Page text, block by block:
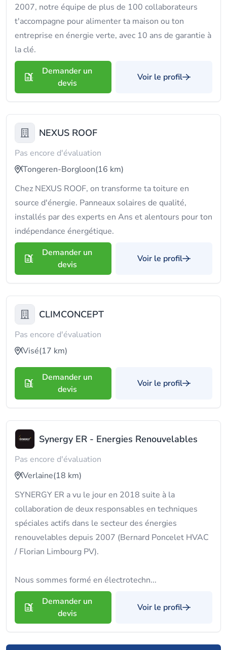
2007, notre équipe de plus de 100 collaborateurs
t'accompagne pour alimenter ta maison ou ton
entreprise en énergie verte, avec 10 ans de garantie à
la clé.
Demander un
devis
Voir le profil
NEXUS ROOF
Pas encore d'évaluation
Tongeren-Borgloon(16 km)
Chez NEXUS ROOF, on transforme ta toiture en
source d'énergie. Panneaux solaires de qualité,
installés par des experts en Ans et alentours pour ton
indépendance énergétique.
Demander un
devis
Voir le profil
CLIMCONCEPT
Pas encore d'évaluation
Visé(17 km)
Demander un
devis
Voir le profil
Synergy ER - Energies Renouvelables
Pas encore d'évaluation
Verlaine(18 km)
SYNERGY ER a vu le jour en 2018 suite à la
collaboration de deux responsables en techniques
spéciales actifs dans le secteur des énergies
renouvelables depuis 2007 (Bernard Poncelet HVAC
/ Florian Limbourg PV).
Nous sommes formé en électrotechn...
Demander un
devis
Voir le profil